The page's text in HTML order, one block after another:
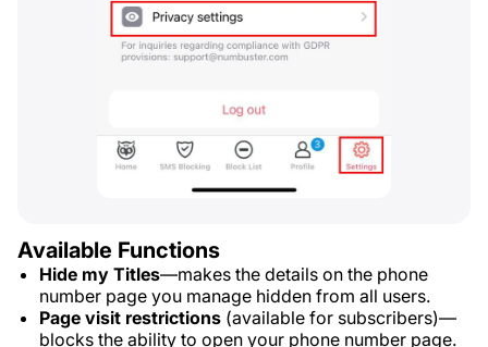
Available Functions
Hide my Titles—makes the details on the phone
number page you manage hidden from all users.
Page visit restrictions (available for subscribers)—
blocks the ability to open your phone number page.